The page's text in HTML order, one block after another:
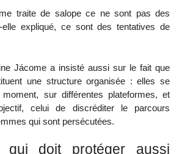
traite de salope ce ne sont pas des
elle expliqué, ce sont des tentatives de
Jácome a insisté aussi sur le fait que
une structure organisée : elles se
sur différentes plateformes, et
celui de discréditer le parcours
qui sont persécutées.
qui doit protéger aussi